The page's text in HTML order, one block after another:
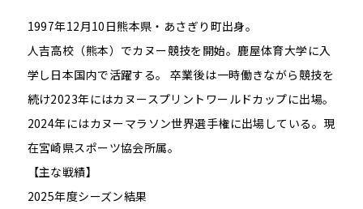
1997年12月10日熊本県・あさぎり町出身。
人吉高校（熊本）でカヌー競技を開始。鹿屋体育大学に入
学し日本国内で活躍する。 卒業後は一時働きながら競技を
続け2023年にはカヌースプリントワールドカップに出場。
2024年にはカヌーマラソン世界選手権に出場している。現
在宮崎県スポーツ協会所属。
【主な戦績】
2025年度シーズン結果